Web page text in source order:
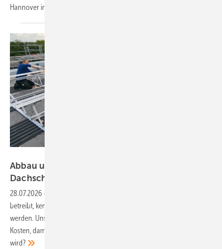
Hannover im
Abbau und Wiederaufbau – wer zahlt bei
Dachschäden?
28.07.2026 -
betreibt, kennt das Problem: Irgendwann muss das Dach repariert
werden. Unser Experte RA Dr. Thomas Binder fragt: Wer trägt die
Kosten, damit die Solaranlage abgebaut und später wieder montiert
wird?